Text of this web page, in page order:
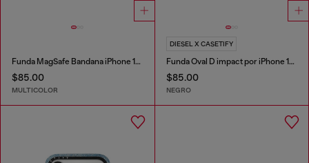
Funda MagSafe Bandana iPhone 16 Pro
$85.00
MULTICOLOR
DIESEL X CASETIFY
Funda Oval D impact por iPhone 17 Pro
$85.00
NEGRO